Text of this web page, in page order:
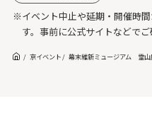
※イベント中止や延期・開催時
す。事前に公式サイトなどでご
京イベント 幕末維新ミュージアム 霊